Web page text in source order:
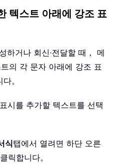
텍스트 아래에 강조 표
하거나 회신·전달할 때， 메
의 각 문자 아래에 강조 표
。
시를 추가할 텍스트를 선택
식탭에서 열려면 하단 오른
릭합니다。